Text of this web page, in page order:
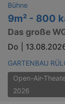
Bühne
9m² - 800
Das große
Do |
GARTENBAU
Open-Air-
2026